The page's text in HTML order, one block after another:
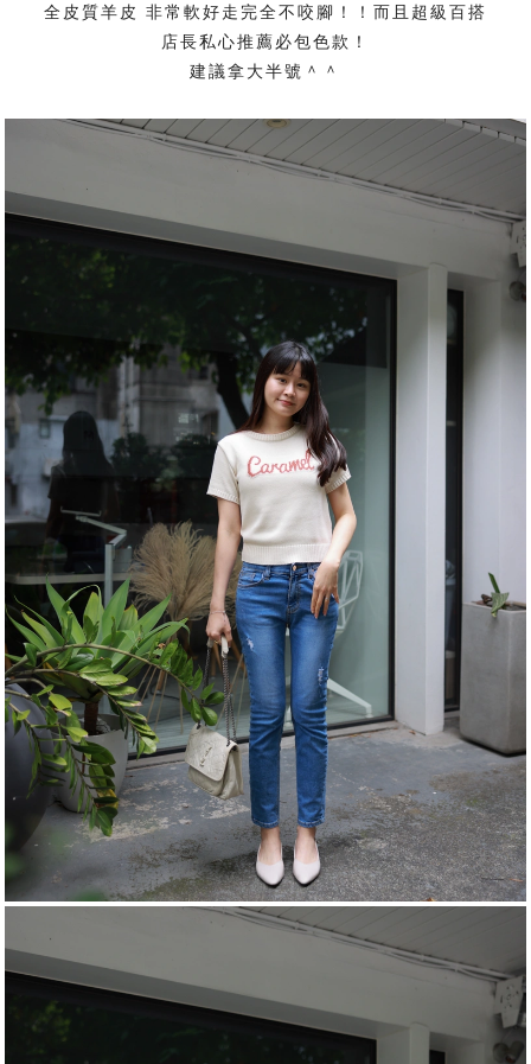
全皮質羊皮 非常軟好走完全不咬腳！！而且超級百搭
店長私心推薦必包色款！
建議拿大半號＾＾